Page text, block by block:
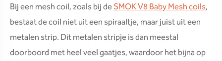
Bij een mesh coil, zoals bij deSMOK V8 Baby Mesh coils,
bestaat de coil niet uit een spiraaltje, maar juist uit een
metalen strip. Dit metalen stripje is dan meestal
doorboord met heel veel gaatjes, waardoor het bijna op